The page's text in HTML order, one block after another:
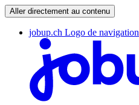
Aller directement au contenu
jobup.ch Logo de navigation